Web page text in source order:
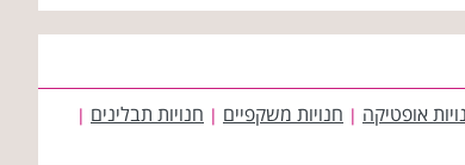
אופטיקה | חנויות משקפיים | חנויות תבלינים |